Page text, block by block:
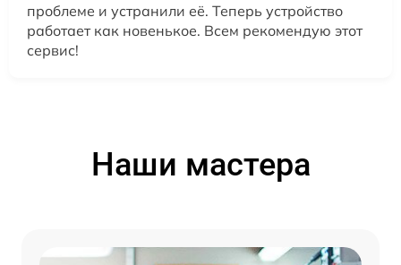
проблеме и устранили её. Теперь устройство
работает как новенькое. Всем рекомендую этот
сервис!
Наши мастера